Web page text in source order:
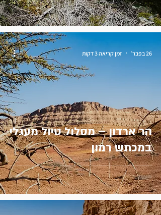
הר ארדון – מסלול טיול מעגלי
במכתש רמון
26 בפבר׳ זמן קריאה 3 דקות